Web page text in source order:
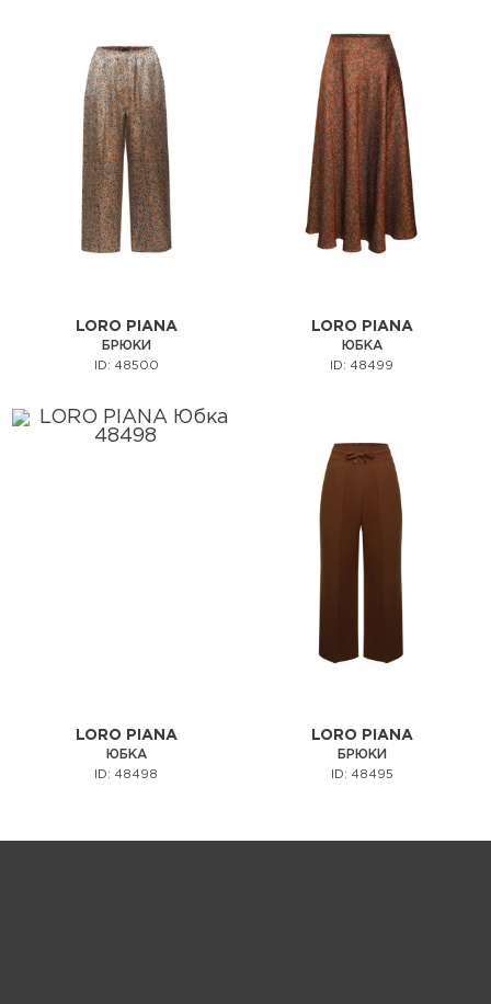
LORO PIANA
БРЮКИ
ID: 48500
LORO PIANA
ЮБКА
ID: 48499
LORO PIANA
ЮБКА
ID: 48498
LORO PIANA
БРЮКИ
ID: 48495